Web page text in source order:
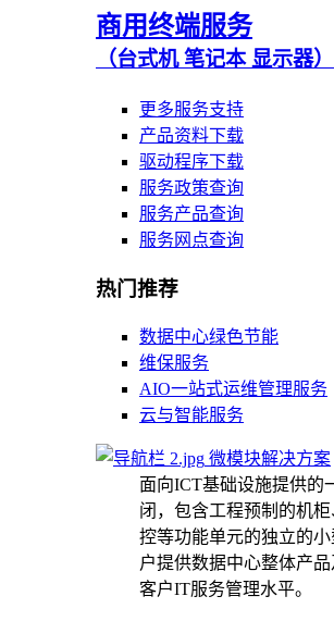
商用终端服务
（台式机 笔记本 显示器）
更多服务支持
产品资料下载
驱动程序下载
服务政策查询
服务产品查询
服务网点查询
热门推荐
数据中心绿色节能
维保服务
AIO一站式运维管理服务
云与智能服务
微模块解决方案
面向ICT基础设施提供的
闭，包含工程预制的机
控等功能单元的独立的
户提供数据中心整体产
客户IT服务管理水平。